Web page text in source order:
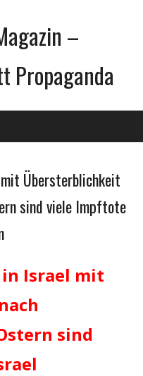
–
Propaganda
Übersterblichkeit
sind viele Impftote
in Israel mit
sind